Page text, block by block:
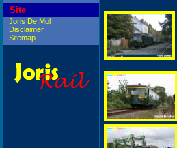
Site
Joris De Mol
Disclaimer
Sitemap